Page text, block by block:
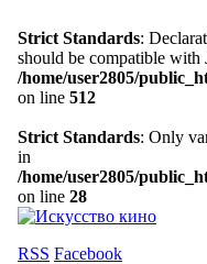
Strict Standards:
should be compatible with
/home/user2805/
on line 512
Strict Standards: Only
in
/home/user2805/
on line 28
RSS Facebook